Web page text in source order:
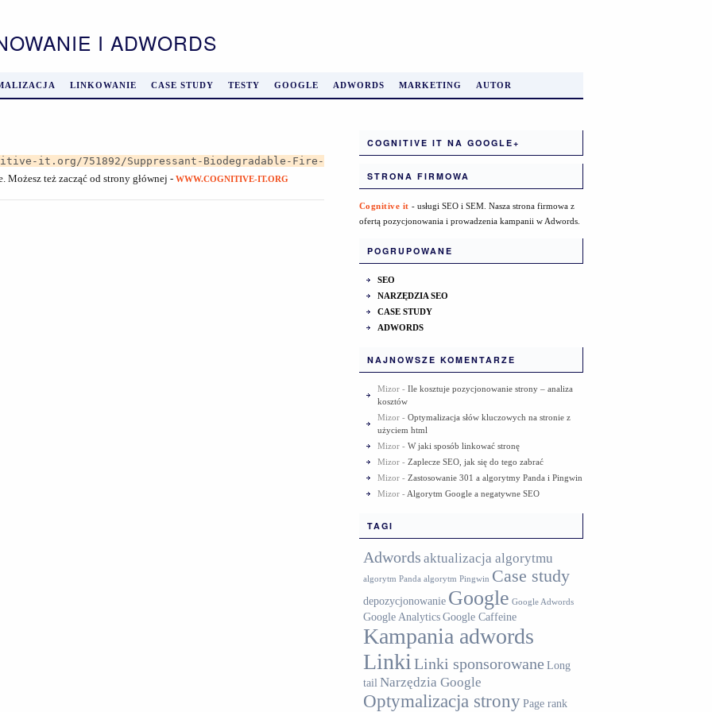
I ADWORDS
LINKOWANIE CASE STUDY TESTY GOOGLE ADWORDS MARKETING AUTOR
it.org/751892/Suppressant-Biodegradable-Fire-
Możesz też zacząć od strony głównej - WWW.COGNITIVE-IT.ORG
COGNITIVE IT NA GOOGLE+
STRONA FIRMOWA
Cognitive it - usługi SEO i SEM. Nasza strona firmowa z
ofertą pozycjonowania i prowadzenia kampanii w Adwords.
POGRUPOWANE
SEO
NARZĘDZIA SEO
CASE STUDY
ADWORDS
NAJNOWSZE KOMENTARZE
Mizor- Ile kosztuje pozycjonowanie strony – analiza
kosztów
Mizor- Optymalizacja słów kluczowych na stronie z
użyciem html
Mizor- W jaki sposób linkować stronę
Mizor- Zaplecze SEO, jak się do tego zabrać
Mizor- Zastosowanie 301 a algorytmy Panda i Pingwin
Mizor- Algorytm Google a negatywne SEO
TAGI
Adwords aktualizacja algorytmu
algorytm Panda algorytm Pingwin Case study
depozycjonowanie Google Google Adwords
Google AnalyticsGoogle Caffeine
Kampania adwords
Linki Linki sponsorowane Long
tail Narzędzia Google
Optymalizacja stronyPage rank